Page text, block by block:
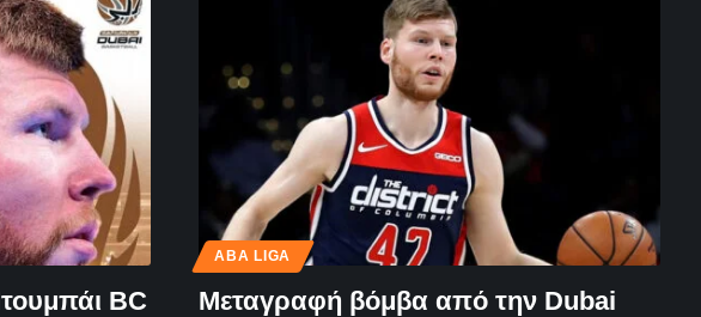
BC
ABA LIGA
Μεταγραφή βόμβα από την Dubai